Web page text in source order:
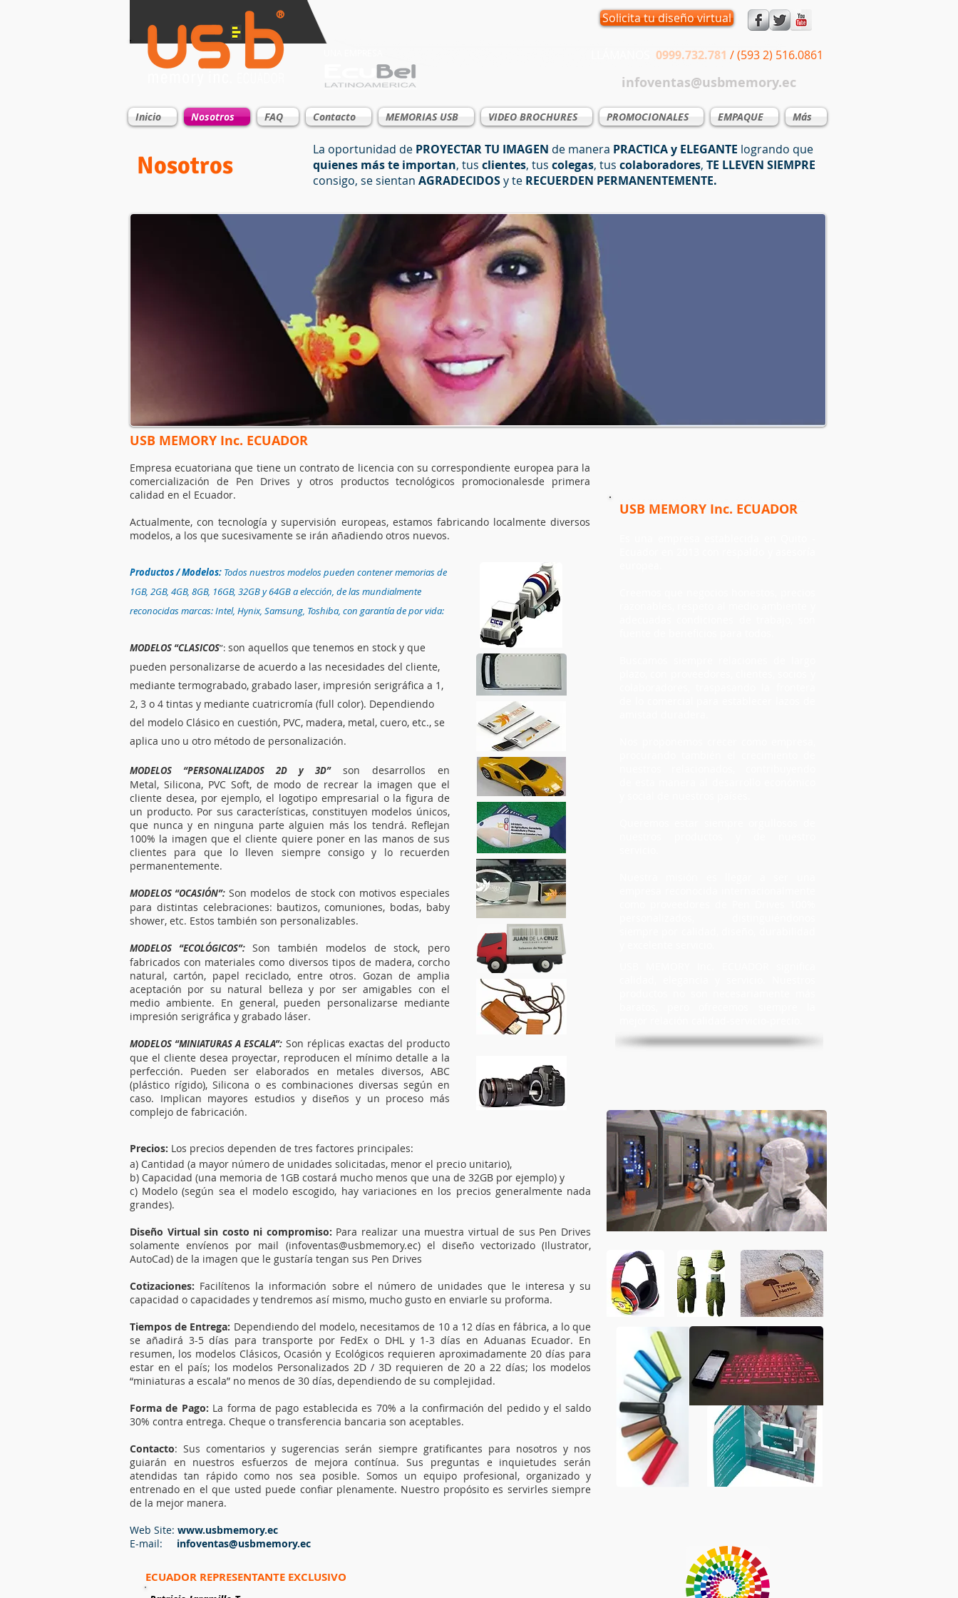
0999.732.781 / (593 2) 516.0861
infoventas@usbmemory.ec
Solicita tu diseño virtual
Inicio Nosotros FAQ Contacto MEMORIAS USB VIDEO BROCHURES PROMOCIONALES EMPAQUE Más
Nosotros
La oportunidad de PROYECTAR TU IMAGEN de manera PRACTICA y ELEGANTE logrando que
quienes más te importan, tus clientes, tus colegas, tus colaboradores, TE LLEVEN SIEMPRE
consigo, se sientan AGRADECIDOSy te RECUERDEN PERMANENTEMENTE.
USB MEMORY Inc. ECUADOR
Empresa ecuatoriana que tiene un contrato de licencia con su correspondiente europea para la
comercialización de Pen Drives y otros productos tecnológicos promocionalesde primera
calidad en el Ecuador.
Actualmente, con tecnología y supervisión europeas, estamos fabricando localmente diversos
modelos, a los que sucesivamente se irán añadiendo otros nuevos.
USB MEMORY Inc. ECUADOR
Productos / Modelos: Todos nuestros modelos pueden contener memorias de
1GB, 2GB, 4GB, 8GB, 16GB, 32GB y 64GB a elección, de las mundialmente
reconocidas marcas:Intel, Hynix, Samsung, Toshiba, con garantía de por vida:
MODELOS “CLASICOS”: son aquellos que tenemos en stock y que
pueden personalizarse de acuerdo a las necesidades del cliente,
mediante termograbado, grabado laser, impresión serigráfica a 1,
2, 3 o 4 tintas y mediante cuatricromía (full color). Dependiendo
del modelo Clásico en cuestión, PVC, madera, metal, cuero, etc., se
aplica uno u otro método de personalización.
MODELOS “PERSONALIZADOS 2D y 3D”son desarrollos en
Metal, Silicona, PVC Soft, de modo de recrear la imagen que el
cliente desea, por ejemplo, el logotipo empresarial o la figura de
un producto. Por sus características, constituyen modelos únicos,
que nunca y en ninguna parte alguien más los tendrá. Reflejan
100% la imagen que el cliente quiere poner en las manos de sus
clientes para que lo lleven siempre consigo y lo recuerden
permanentemente.
MODELOS “OCASIÓN”: Son modelos de stock con motivos especiales
para distintas celebraciones: bautizos, comuniones, bodas, baby
shower, etc. Estos también son personalizables.
MODELOS “ECOLÓGICOS”:Son también modelos de stock, pero
fabricados con materiales como diversos tipos de madera, corcho
natural, cartón, papel reciclado, entre otros. Gozan de amplia
aceptación por su natural belleza y por ser amigables con el
medio ambiente. En general, pueden personalizarse mediante
impresión serigráfica y grabado láser.
MODELOS “MINIATURAS A ESCALA”: Son réplicas exactas del producto
que el cliente desea proyectar, reproducen el mínimo detalle a la
perfección. Pueden ser elaborados en metales diversos, ABC
(plástico rígido), Silicona o es combinaciones diversas según en
caso. Implican mayores estudios y diseños y un proceso más
complejo de fabricación.
Precios: Los precios dependen de tres factores principales:
a) Cantidad (a mayor número de unidades solicitadas, menor el precio unitario),
b) Capacidad (una memoria de 1GB costará mucho menos que una de 32GB por ejemplo) y
c) Modelo (según sea el modelo escogido, hay variaciones en los precios generalmente nada
grandes).
Diseño Virtual sin costo ni compromiso: Para realizar una muestra virtual de sus Pen Drives
solamente envíenos por mail (infoventas@usbmemory.ec) el diseño vectorizado (Ilustrator,
AutoCad) de la imagen que le gustaría tengan sus Pen Drives
Cotizaciones: Facilítenos la información sobre el número de unidades que le interesa y su
capacidad o capacidades y tendremos así mismo, mucho gusto en enviarle su proforma.
Tiempos de Entrega: Dependiendo del modelo, necesitamos de 10 a 12 días en fábrica, a lo que
se añadirá 3-5 días para transporte por FedEx o DHL y 1-3 días en Aduanas Ecuador. En
resumen, los modelos Clásicos, Ocasión y Ecológicos requieren aproximadamente 20 días para
estar en el país; los modelos Personalizados 2D / 3D requieren de 20 a 22 días; los modelos
“miniaturas a escala” no menos de 30 días, dependiendo de su complejidad.
Forma de Pago: La forma de pago establecida es 70% a la confirmación del pedido y el saldo
30% contra entrega. Cheque o transferencia bancaria son aceptables.
Contacto: Sus comentarios y sugerencias serán siempre gratificantes para nosotros y nos
guiarán en nuestros esfuerzos de mejora contínua. Sus preguntas e inquietudes serán
atendidas tan rápido como nos sea posible. Somos un equipo profesional, organizado y
entrenado en el que usted puede confiar plenamente. Nuestro propósito es servirles siempre
de la mejor manera.
Web Site: www.usbmemory.ec
E-mail:
infoventas@usbmemory.ec
ECUADOR REPRESENTANTE EXCLUSIVO